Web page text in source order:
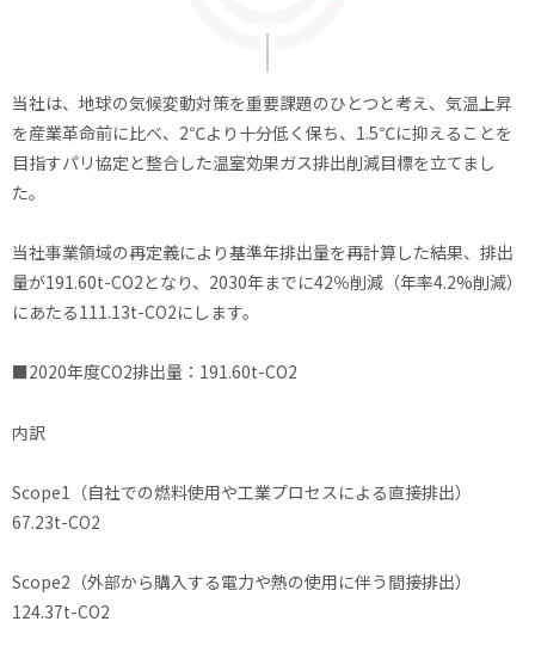
当社は、地球の気候変動対策を重要課題のひとつと考え、気温上昇
を産業革命前に比べ、2℃より十分低く保ち、1.5℃に抑えることを
目指すパリ協定と整合した温室効果ガス排出削減目標を立てまし
た。
当社事業領域の再定義により基準年排出量を再計算した結果、排出
量が191.60t-CO2となり、2030年までに42％削減（年率4.2%削減）
にあたる111.13t-CO2にします。
■2020年度CO2排出量：191.60t-CO2
内訳
Scope1（自社での燃料使用や工業プロセスによる直接排出）
67.23t-CO2
Scope2（外部から購入する電力や熱の使用に伴う間接排出）
124.37t-CO2